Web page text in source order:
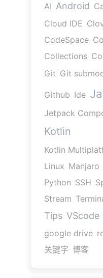
AI Android
Cloud IDE
CodeSpace
Collections
Git Git
Github Ide
Jetpack
Kotlin
Kotlin
Linux Manjaro
Python SSH
Stream
Tips VScode
google drive
关键字 博客